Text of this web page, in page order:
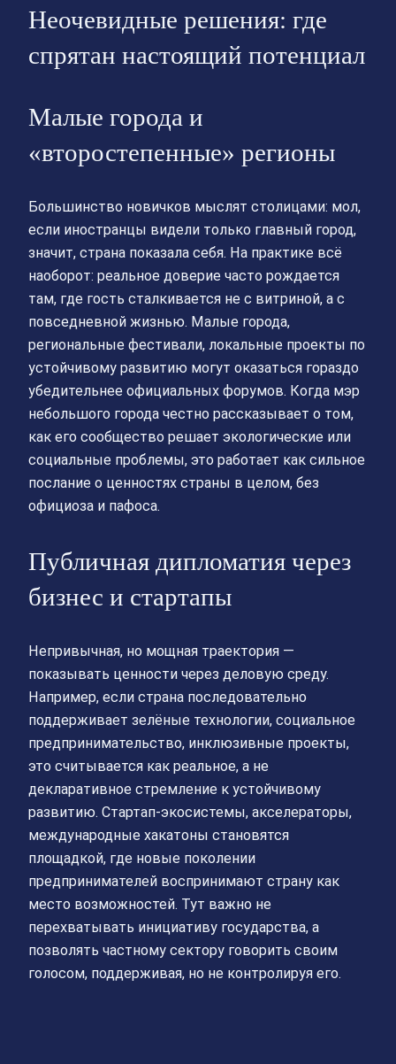
Неочевидные решения: где
спрятан настоящий потенциал
Малые города и
«второстепенные» регионы
Большинство новичков мыслят столицами: мол,
если иностранцы видели только главный город,
значит, страна показала себя. На практике всё
наоборот: реальное доверие часто рождается
там, где гость сталкивается не с витриной, а с
повседневной жизнью. Малые города,
региональные фестивали, локальные проекты по
устойчивому развитию могут оказаться гораздо
убедительнее официальных форумов. Когда мэр
небольшого города честно рассказывает о том,
как его сообщество решает экологические или
социальные проблемы, это работает как сильное
послание о ценностях страны в целом, без
официоза и пафоса.
Публичная дипломатия через
бизнес и стартапы
Непривычная, но мощная траектория —
показывать ценности через деловую среду.
Например, если страна последовательно
поддерживает зелёные технологии, социальное
предпринимательство, инклюзивные проекты,
это считывается как реальное, а не
декларативное стремление к устойчивому
развитию. Стартап-экосистемы, акселераторы,
международные хакатоны становятся
площадкой, где новые поколении
предпринимателей воспринимают страну как
место возможностей. Тут важно не
перехватывать инициативу государства, а
позволять частному сектору говорить своим
голосом, поддерживая, но не контролируя его.